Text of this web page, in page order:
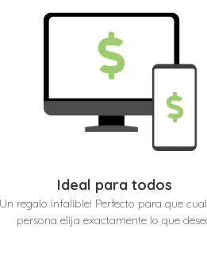
Ideal para todos
regalo infalible! Perfecto para que
persona elija exactamente lo que